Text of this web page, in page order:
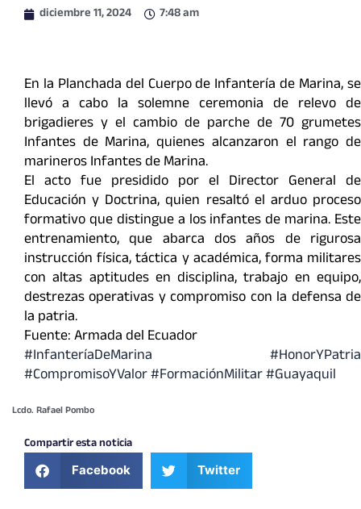
diciembre 11, 2024 7:48 am
En la Planchada del Cuerpo de Infantería de Marina, se
llevó a cabo la solemne ceremonia de relevo de
brigadieres y el cambio de parche de 70 grumetes
Infantes de Marina, quienes alcanzaron el rango de
marineros Infantes de Marina.
El acto fue presidido por el Director General de
Educación y Doctrina, quien resaltó el arduo proceso
formativo que distingue a los infantes de marina. Este
entrenamiento, que abarca dos años de rigurosa
instrucción física, táctica y académica, forma militares
con altas aptitudes en disciplina, trabajo en equipo,
destrezas operativas y compromiso con la defensa de
la patria.
Fuente: Armada del Ecuador
#InfanteríaDeMarina
#HonorYPatria
#CompromisoYValor#FormaciónMilitar#Guayaquil
Lcdo. Rafael Pombo
Compartir esta noticia
Facebook Twitter